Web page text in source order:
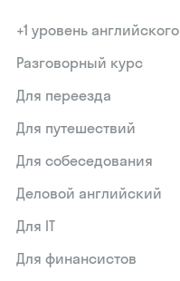
+1 уровень английского
Разговорный курс
Для переезда
Для путешествий
Для собеседования
Деловой английский
Для IT
Для финансистов